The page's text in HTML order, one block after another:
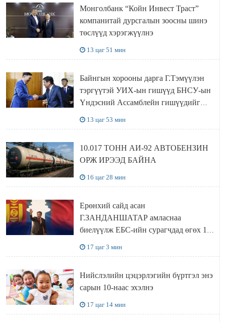
Монголбанк “Койн Инвест Траст”
компанитай дурсгалын зоосны шинэ
төслүүд хэрэгжүүлнэ
13 цаг 51 мин
Байнгын хорооны дарга Г.Тэмүүлэн
тэргүүтэй УИХ-ын гишүүд БНСУ-ын
Үндэсний Ассамблейн гишүүдийг
13 цаг 53 мин
10.017 ТОНН АИ-92 АВТОБЕНЗИН
ОРЖ ИРЭЭД БАЙНА
16 цаг 28 мин
Ерөнхий сайд асан
Г.ЗАНДАНШАТАР амласнаа
биелүүлж ЕБС-ийн сурагчдад өгөх 10.
17 цаг 3 мин
Нийслэлийн цэцэрлэгийн бүртгэл энэ
сарын 10-наас эхэлнэ
17 цаг 14 мин